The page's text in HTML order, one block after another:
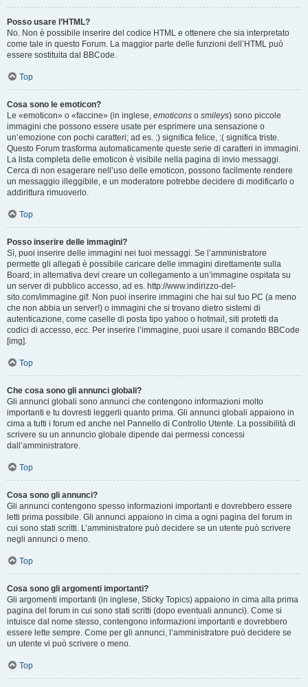
Posso usare l’HTML?
No. Non è possibile inserire del codice HTML e ottenere che sia interpretato
come tale in questo Forum. La maggior parte delle funzioni dell’HTML può
essere sostituita dal BBCode.
Top
Cosa sono le emoticon?
Le «emoticon» o «faccine» (in inglese, emoticons o smileys) sono piccole
immagini che possono essere usate per esprimere una sensazione o
un’emozione con pochi caratteri; ad es. :) significa felice, :( significa triste.
Questo Forum trasforma automaticamente queste serie di caratteri in immagini.
La lista completa delle emoticon è visibile nella pagina di invio messaggi.
Cerca di non esagerare nell’uso delle emoticon, possono facilmente rendere
un messaggio illeggibile, e un moderatore potrebbe decidere di modificarlo o
addirittura rimuoverlo.
Top
Posso inserire delle immagini?
Sì, puoi inserire delle immagini nei tuoi messaggi. Se l’amministratore
permette gli allegati è possibile caricare delle immagini direttamente sulla
Board; in alternativa devi creare un collegamento a un’immagine ospitata su
un server di pubblico accesso, ad es. http://www.indirizzo-del-
sito.com/immagine.gif. Non puoi inserire immagini che hai sul tuo PC (a meno
che non abbia un server!) o immagini che si trovano dietro sistemi di
autenticazione, come caselle di posta tipo yahoo o hotmail, siti protetti da
codici di accesso, ecc. Per inserire l’immagine, puoi usare il comando BBCode
[img].
Top
Che cosa sono gli annunci globali?
Gli annunci globali sono annunci che contengono informazioni molto
importanti e tu dovresti leggerli quanto prima. Gli annunci globali appaiono in
cima a tutti i forum ed anche nel Pannello di Controllo Utente. La possibilità di
scrivere su un annuncio globale dipende dai permessi concessi
dall’amministratore.
Top
Cosa sono gli annunci?
Gli annunci contengono spesso informazioni importanti e dovrebbero essere
letti prima possibile. Gli annunci appaiono in cima a ogni pagina del forum in
cui sono stati scritti. L’amministratore può decidere se un utente può scrivere
negli annunci o meno.
Top
Cosa sono gli argomenti importanti?
Gli argomenti importanti (in inglese, Sticky Topics) appaiono in cima alla prima
pagina del forum in cui sono stati scritti (dopo eventuali annunci). Come si
intuisce dal nome stesso, contengono informazioni importanti e dovrebbero
essere lette sempre. Come per gli annunci, l’amministratore può decidere se
un utente vi può scrivere o meno.
Top